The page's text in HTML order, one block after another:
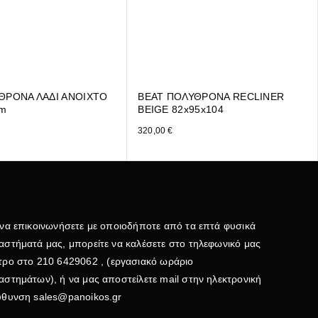
ΛΑΔΙ ΑΝΟΙΧΤΟ
BEAT ΠΟΛΥΘΡΟΝΑ RECLINER
BEIGE 82x95x104
320,00€
να επικοινωνήσετε με οποιοδήποτε από τα επτά φυσικά
μας, μπορείτε να καλέσετε στο τηλεφωνικό μας
στο 210 6429062 , (εργασιακό ωράριο
ή να μας αποστείλετε mail στην ηλεκτρονική
sales@panoikos.gr